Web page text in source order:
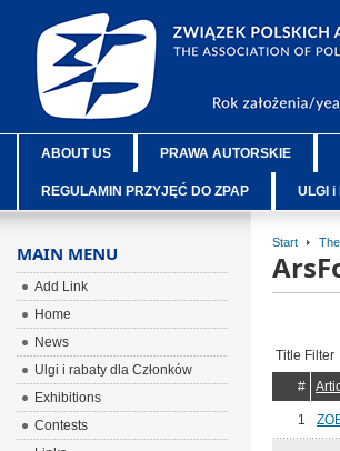
ABOUT US PRAWA AUTORSKIE
REGULAMIN PRZYJĘĆ DO ZPAP ULGI i
Start
Title Filter
#
1
MAIN MENU
Add Link
Home
News
Ulgi i rabaty dla Członków
Exhibitions
Contests